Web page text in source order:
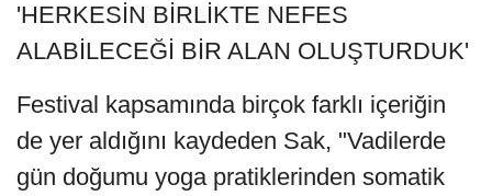
'HERKESİN BİRLİKTE NEFES
ALABİLECEĞİ BİR ALAN OLUŞTURDUK'
Festival kapsamında birçok farklı içeriğin
de yer aldığını kaydeden Sak, "Vadilerde
gün doğumu yoga pratiklerinden somatik